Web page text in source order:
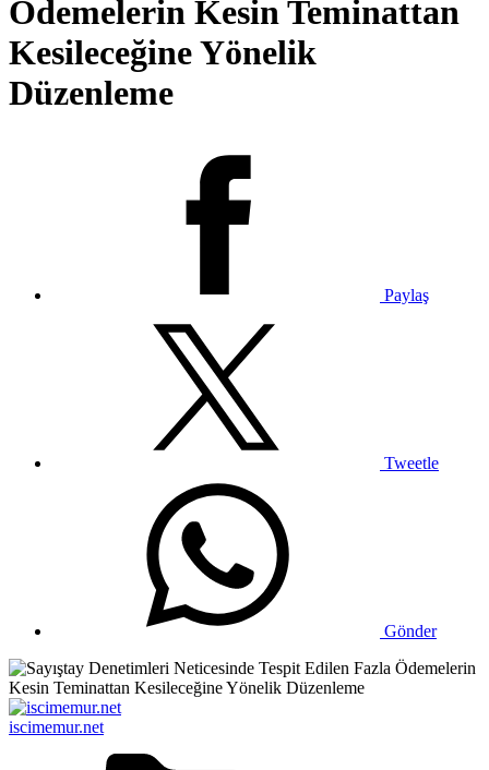
Ödemelerin Kesin Teminattan
Kesileceğine Yönelik
Düzenleme
Paylaş
Tweetle
Gönder
iscimemur.net